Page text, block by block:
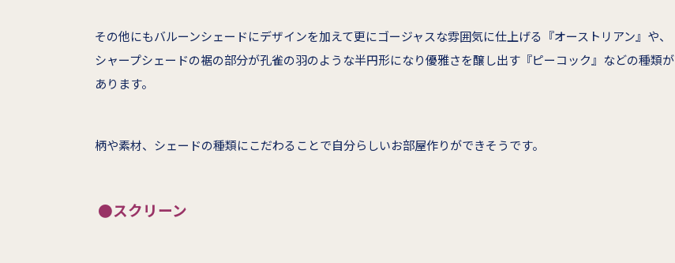
その他にもバルーンシェードにデザインを加えて更にゴージャスな雰囲気に仕上げる『オーストリアン』や、
シャープシェードの裾の部分が孔雀の羽のような半円形になり優雅さを醸し出す『ピーコック』などの種類が
あります。
柄や素材、シェードの種類にこだわることで自分らしいお部屋作りができそうです。
●スクリーン